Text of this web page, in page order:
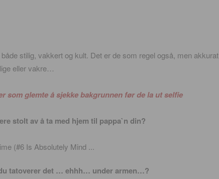
stilig, vakkert og kult. Det er de som regel også, men akkurat
eller vakre…
som glemte å sjekke bakgrunnen før de la ut selfie
stolt av å ta med hjem til pappa`n din?
tatoverer det … ehhh… under armen…?